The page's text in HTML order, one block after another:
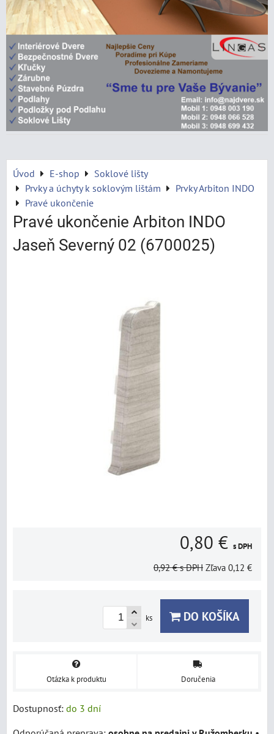
Úvod E-shop
Soklové lišty
Prvky a úchyty k soklovým lištám
Prvky Arbiton INDO
Pravé ukončenie
Pravé ukončenie Arbiton INDO
Jaseň Severný 02 (6700025)
0,80 € s DPH
0,92 € s DPH Zľava 0,12 €
ks DO KOŠÍKA
Otázka k produktu Doručenia
Dostupnosť: do 3 dní